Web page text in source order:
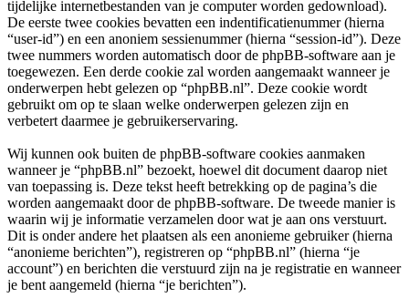
tijdelijke internetbestanden van je computer worden gedownload).
De eerste twee cookies bevatten een indentificatienummer (hierna
“user-id”) en een anoniem sessienummer (hierna “session-id”). Deze
twee nummers worden automatisch door de phpBB-software aan je
toegewezen. Een derde cookie zal worden aangemaakt wanneer je
onderwerpen hebt gelezen op “phpBB.nl”. Deze cookie wordt
gebruikt om op te slaan welke onderwerpen gelezen zijn en
verbetert daarmee je gebruikerservaring.
Wij kunnen ook buiten de phpBB-software cookies aanmaken
wanneer je “phpBB.nl” bezoekt, hoewel dit document daarop niet
van toepassing is. Deze tekst heeft betrekking op de pagina’s die
worden aangemaakt door de phpBB-software. De tweede manier is
waarin wij je informatie verzamelen door wat je aan ons verstuurt.
Dit is onder andere het plaatsen als een anonieme gebruiker (hierna
“anonieme berichten”), registreren op “phpBB.nl” (hierna “je
account”) en berichten die verstuurd zijn na je registratie en wanneer
je bent aangemeld (hierna “je berichten”).